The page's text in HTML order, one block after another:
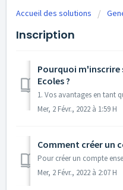
Accueil des solutions
Inscription
Pourquoi m'inscrire
Ecoles ?
Mer, 2 Févr., 2022 à 1:59 H
Comment créer un
Mer, 2 Févr., 2022 à 2:07 H